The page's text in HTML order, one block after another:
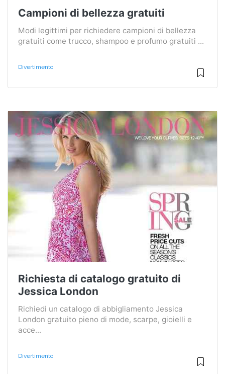
Campioni di bellezza gratuiti
Modi legittimi per richiedere campioni di bellezza
gratuiti come trucco, shampoo e profumo gratuiti ...
Divertimento
Richiesta di catalogo gratuito di
Jessica London
Richiedi un catalogo di abbigliamento Jessica
London gratuito pieno di mode, scarpe, gioielli e
acce...
Divertimento